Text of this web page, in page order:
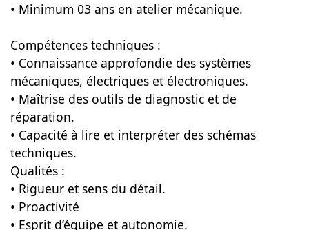
• Minimum 03 ans en atelier mécanique.
Compétences techniques :
• Connaissance approfondie des systèmes
mécaniques, électriques et électroniques.
• Maîtrise des outils de diagnostic et de
réparation.
• Capacité à lire et interpréter des schémas
techniques.
Qualités :
• Rigueur et sens du détail.
• Proactivité
• Esprit d’équipe et autonomie.